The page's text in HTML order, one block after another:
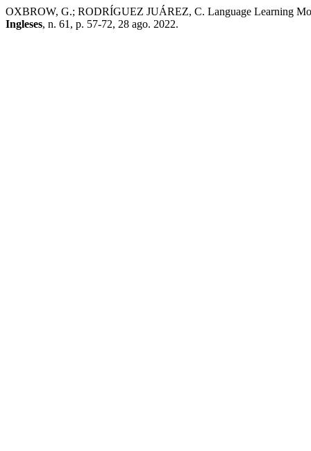
OXBROW, G.; RODRÍGUEZ JUÁREZ, C. Language Learning
Ingleses, n. 61, p. 57-72, 28 ago. 2022.